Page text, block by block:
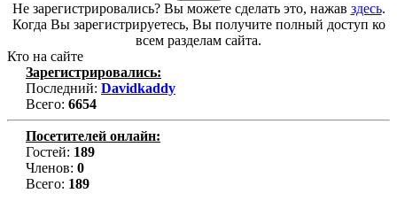
Не зарегистрировались? Вы можете сделать это, нажав здесь.
Когда Вы зарегистрируетесь, Вы получите полный доступ ко
всем разделам сайта.
Кто на сайте
Зарегистрировались:
Последний: Davidkaddy
Всего: 6654
Посетителей онлайн:
Гостей: 189
Членов: 0
Всего: 189